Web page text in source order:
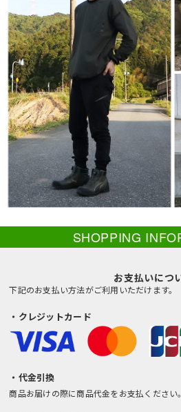
SHOPPING
お支払いにつ
下記のお支払い方法がご利用いただけます。
・クレジットカード
・代金引換
商品お届けの際に商品代金をお支払ください。